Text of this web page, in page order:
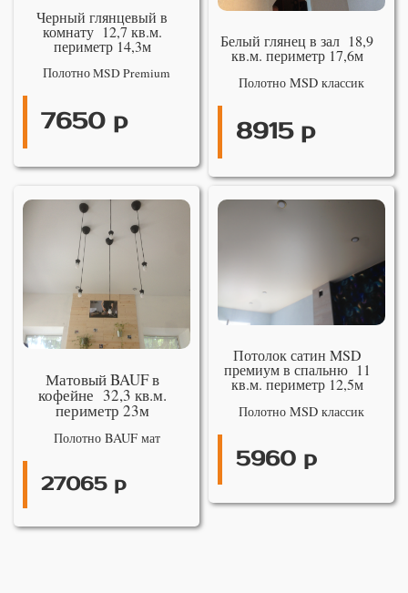
Черный глянцевый в
комнату 12,7 кв.м.
периметр 14,3м
Полотно MSD Premium
7650 р
Белый глянец в зал 18,9
кв.м. периметр 17,6м
Полотно MSD классик
8915 р
Матовый BAUF в
кофейне 32,3 кв.м.
периметр 23м
Полотно BAUF мат
27065 р
Потолок сатин MSD
премиум в спальню 11
кв.м. периметр 12,5м
Полотно MSD классик
5960 р